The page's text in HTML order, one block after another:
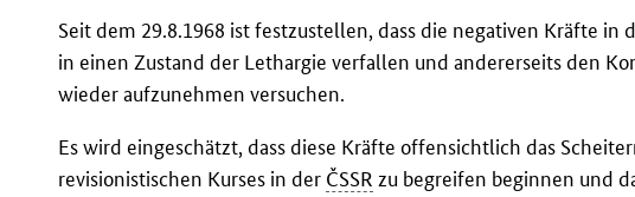
Seit dem 29.8.1968 ist festzustellen, dass die negativen Kräfte in
in einen Zustand der Lethargie verfallen und andererseits den
wieder aufzunehmen versuchen.
Es wird eingeschätzt, dass diese Kräfte offensichtlich das
revisionistischen Kurses in der ČSSR zu begreifen beginnen und